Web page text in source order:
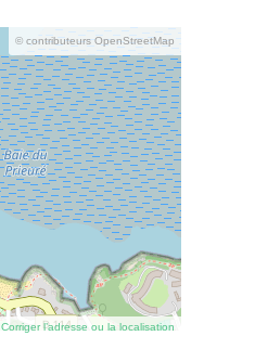
© contributeurs OpenStreetMap
Corriger l’adresse ou la localisation